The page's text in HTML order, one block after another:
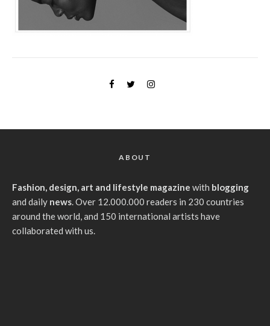
ABOUT
Fashion, design, art and lifestyle magazine with blogging
and daily news. Over 12.000.000 readers in 230 countries
around the world, and 150 international artists have
collaborated with us.